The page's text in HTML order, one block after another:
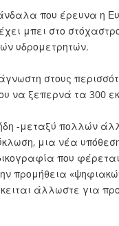
που έρευνα η
μπει στο
υδρομετρητών.
στους
να ξεπερνά τα 300
-μεταξύ πολλών
μια νέα
που
προμήθεια
άλλωστε για